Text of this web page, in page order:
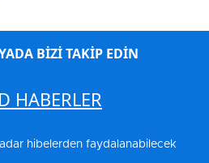
BİZİ TAKİP EDİN
HABERLER
hibelerden faydalanabilecek